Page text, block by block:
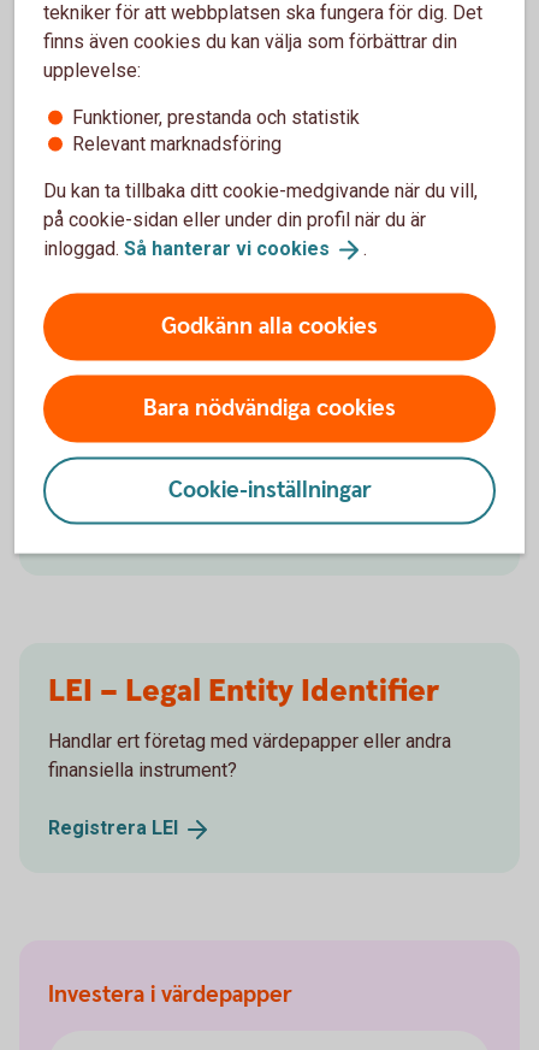
fond?
bankens erbjudande?
Går det att sälja om jag har placeringar från
andra leverantörer som inte finns med i bankens
erbjudande?
Kurser och
marknadsinformation
Den svenska marknaden.
Logga in för att sebörskurser
LEI – Legal Entity Identifier
Handlar ert företag med värdepapper eller andra
finansiella instrument?
Registrera LEI
Investera i värdepapper
tekniker för att webbplatsen ska fungera för dig. Det
finns även cookies du kan välja som förbättrar din
upplevelse:
Funktioner, prestanda och statistik
Relevant marknadsföring
Du kan ta tillbaka ditt cookie-medgivande när du vill,
på cookie-sidan eller under din profil när du är
inloggad. Så hanterar vi cookies .
Godkänn alla cookies
Bara nödvändiga cookies
Cookie-inställningar